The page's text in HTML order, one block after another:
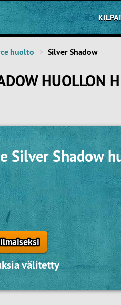
huolto Silver Shadow
HUOLLON
Silver Shadow
välitetty